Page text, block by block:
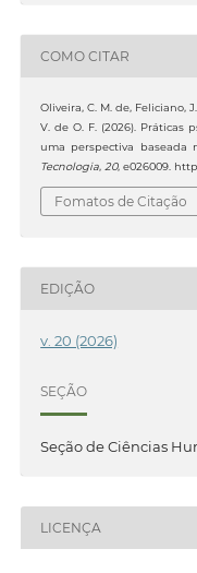
COMO CITAR
Oliveira, C. M. de, Feliciano,
V. de O. F. (2026). Práticas
uma perspectiva baseada
Tecnologia, 20, e026009.
Fomatos de Citação
EDIÇÃO
v. 20 (2026)
SEÇÃO
Seção de Ciências
LICENÇA